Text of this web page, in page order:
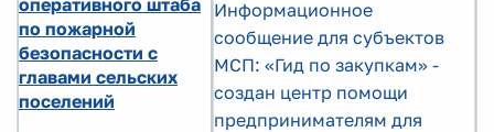
по пожарной
безопасности с
главами сельских
поселений
Информационное
сообщение для субъектов
МСП: «Гид по закупкам» -
создан центр помощи
предпринимателям для